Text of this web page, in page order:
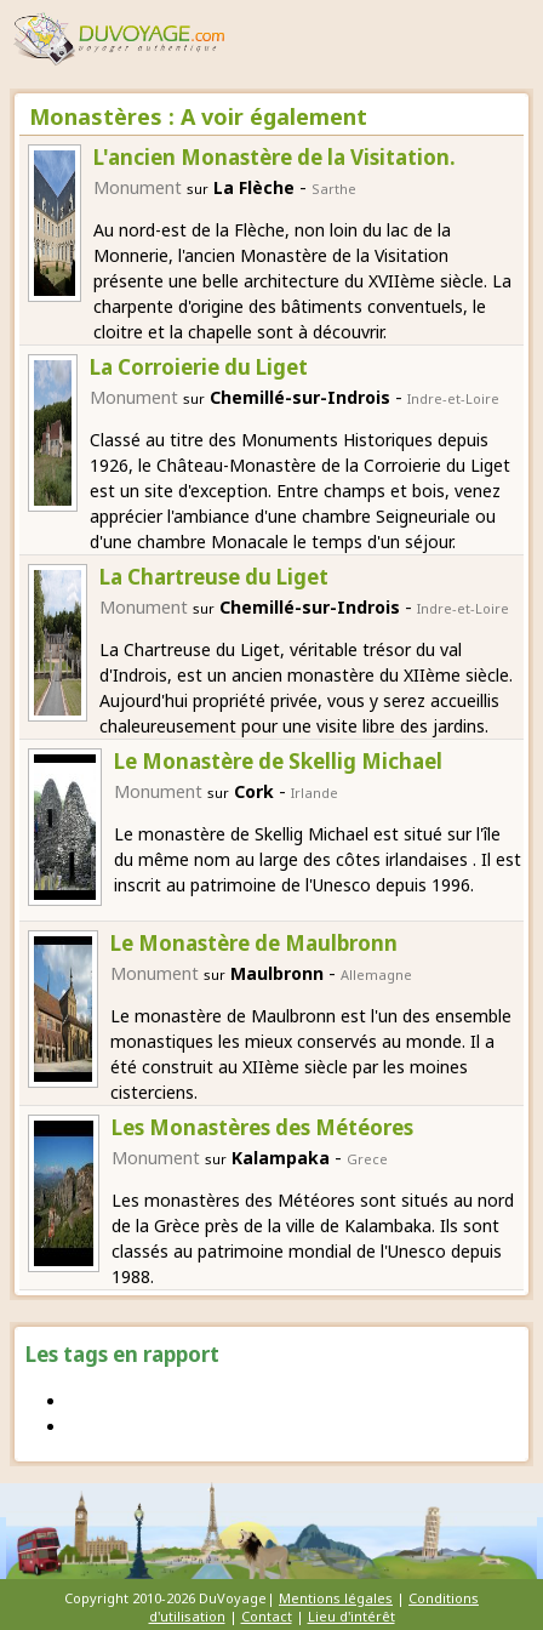
Les tags en rapport
Monastères : A voir également
L'ancien Monastère de la Visitation.
Monument sur La Flèche - Sarthe
Au nord-est de la Flèche, non loin du lac de la
Monnerie, l'ancien Monastère de la Visitation
présente une belle architecture du XVIIème siècle. La
charpente d'origine des bâtiments conventuels, le
cloitre et la chapelle sont à découvrir.
La Corroierie du Liget
Monument sur Chemillé-sur-Indrois -Indre-et-Loire
Classé au titre des Monuments Historiques depuis
1926, le Château-Monastère de la Corroierie du Liget
est un site d'exception. Entre champs et bois, venez
apprécier l'ambiance d'une chambre Seigneuriale ou
d'une chambre Monacale le temps d'un séjour.
La Chartreuse du Liget
Monument sur Chemillé-sur-Indrois -Indre-et-Loire
La Chartreuse du Liget, véritable trésor du val
d'Indrois, est un ancien monastère du XIIème siècle.
Aujourd'hui propriété privée, vous y serez accueillis
chaleureusement pour une visite libre des jardins.
Le Monastère de Skellig Michael
Monument sur Cork -Irlande
Le monastère de Skellig Michael est situé sur l'île
du même nom au large des côtes irlandaises . Il est
inscrit au patrimoine de l'Unesco depuis 1996.
Le Monastère de Maulbronn
Monument sur Maulbronn -Allemagne
Le monastère de Maulbronn est l'un des ensemble
monastiques les mieux conservés au monde. Il a
été construit au XIIème siècle par les moines
cisterciens.
Les Monastères des Météores
Monument sur Kalampaka - Grece
Les monastères des Météores sont situés au nord
de la Grèce près de la ville de Kalambaka. Ils sont
classés au patrimoine mondial de l'Unesco depuis
1988.
Copyright 2010-2026 DuVoyage| Mentions légales | Conditions
d'utilisation | Contact| Lieu d'intérêt